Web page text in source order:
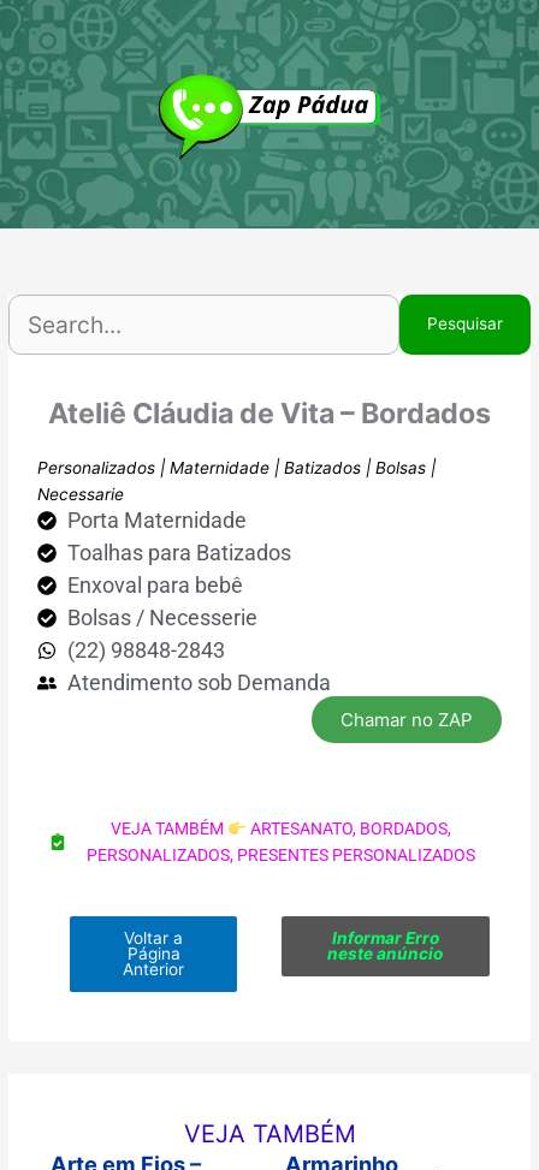
Ir
para
o
conteúdo
Ateliê Cláudia de Vita – Bordados
Personalizados | Maternidade | Batizados | Bolsas |
Necessarie
Porta Maternidade
Toalhas para Batizados
Enxoval para bebê
Bolsas / Necesserie
(22) 98848-2843
Atendimento sob Demanda
Chamar no ZAP
VEJA TAMBÉM ARTESANATO, BORDADOS,
PERSONALIZADOS, PRESENTES PERSONALIZADOS
Voltar a
Página
Anterior
Informar Erro
neste anúncio
VEJA TAMBÉM
Arte em Fios –
Armarinho